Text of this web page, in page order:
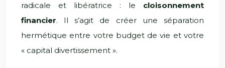
radicale et libératrice : le cloisonnement
financier. Il s’agit de créer une séparation
hermétique entre votre budget de vie et votre
« capital divertissement ».